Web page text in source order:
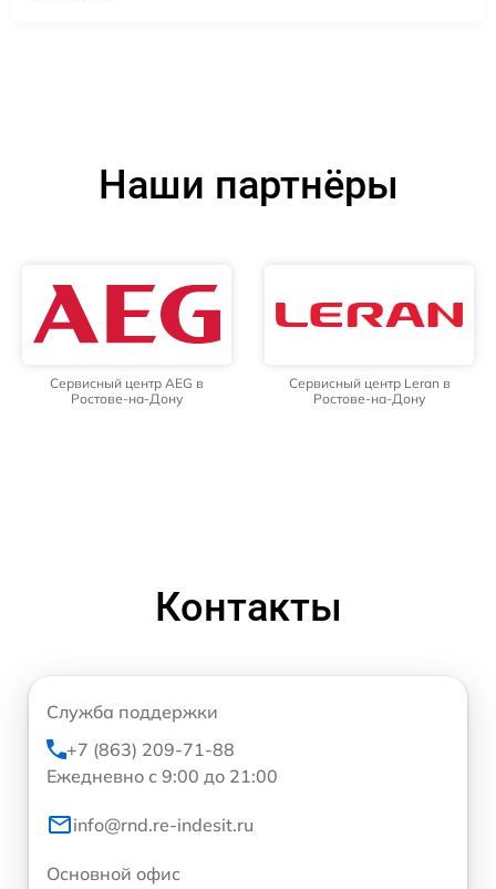
Наши партнёры
Сервисный центр AEG в
Ростове-на-Дону
Сервисный центр Leran в
Ростове-на-Дону
Контакты
Служба поддержки
+7 (863) 209-71-88
Ежедневно с 9:00 до 21:00
info@rnd.re-indesit.ru
Основной офис